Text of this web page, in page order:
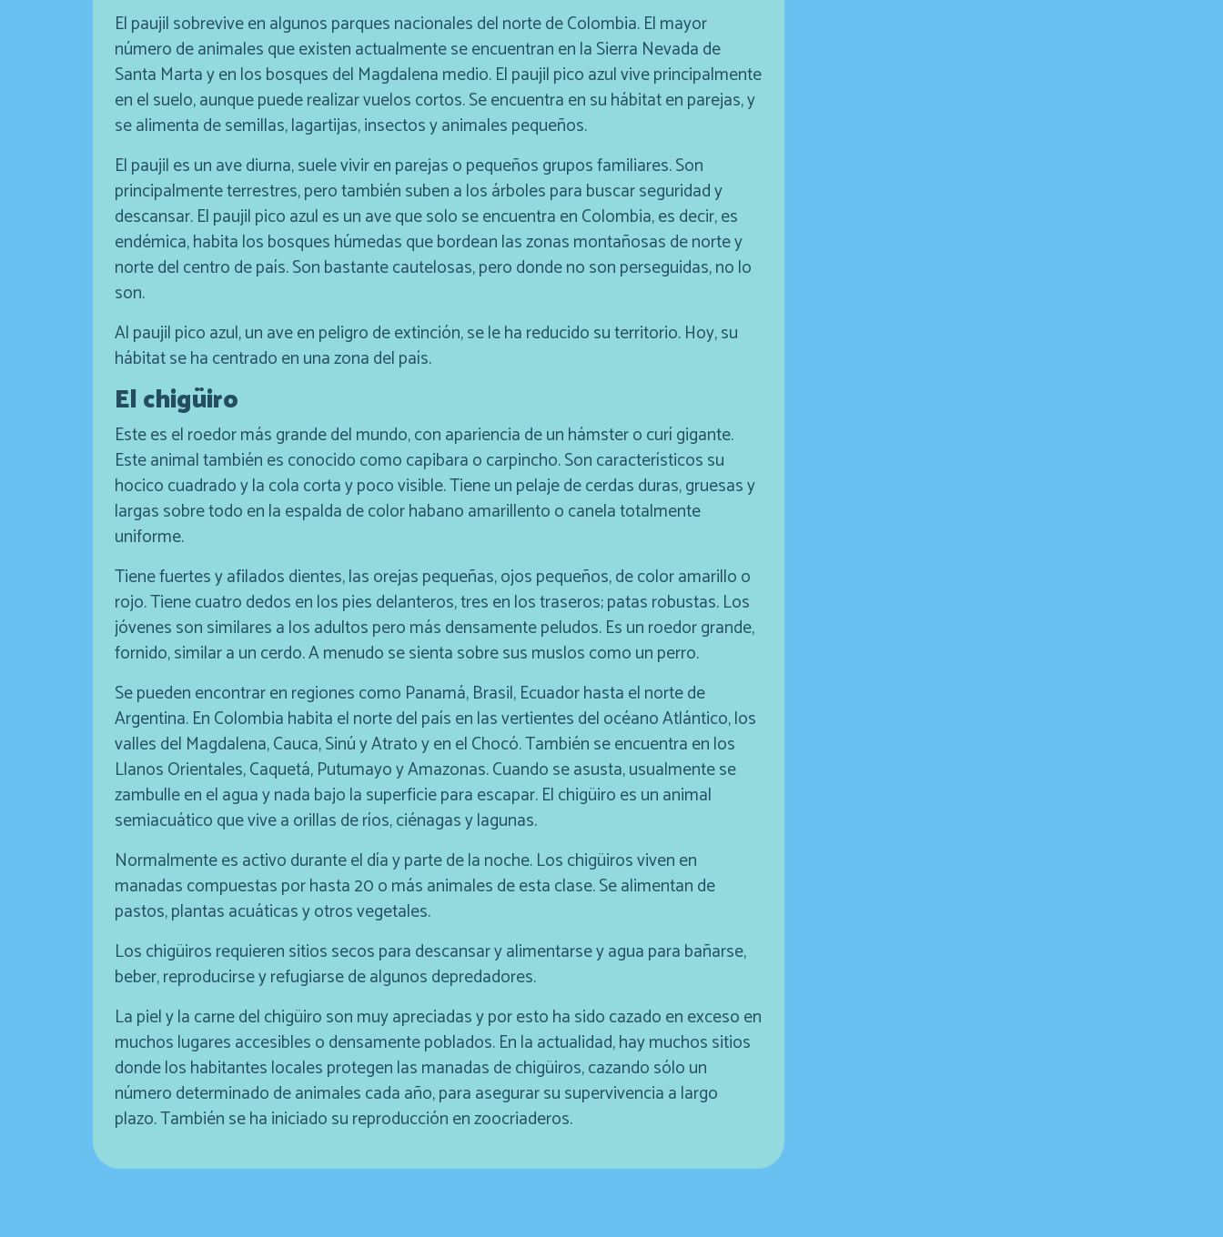
El paujil sobrevive en algunos parques nacionales del norte de Colombia. El mayor
número de animales que existen actualmente se encuentran en la Sierra Nevada de
Santa Marta y en los bosques del Magdalena medio. El paujil pico azul vive principalmente
en el suelo, aunque puede realizar vuelos cortos. Se encuentra en su hábitat en parejas, y
se alimenta de semillas, lagartijas, insectos y animales pequeños.
El paujil es un ave diurna, suele vivir en parejas o pequeños grupos familiares. Son
principalmente terrestres, pero también suben a los árboles para buscar seguridad y
descansar. El paujil pico azul es un ave que solo se encuentra en Colombia, es decir, es
endémica, habita los bosques húmedas que bordean las zonas montañosas de norte y
norte del centro de país. Son bastante cautelosas, pero donde no son perseguidas, no lo
son.
Al paujil pico azul, un ave en peligro de extinción, se le ha reducido su territorio. Hoy, su
hábitat se ha centrado en una zona del país.
El chigüiro
Este es el roedor más grande del mundo, con apariencia de un hámster o curí gigante.
Este animal también es conocido como capibara o carpincho. Son característicos su
hocico cuadrado y la cola corta y poco visible. Tiene un pelaje de cerdas duras, gruesas y
largas sobre todo en la espalda de color habano amarillento o canela totalmente
uniforme.
Tiene fuertes y afilados dientes, las orejas pequeñas, ojos pequeños, de color amarillo o
rojo. Tiene cuatro dedos en los pies delanteros, tres en los traseros; patas robustas. Los
jóvenes son similares a los adultos pero más densamente peludos. Es un roedor grande,
fornido, similar a un cerdo. A menudo se sienta sobre sus muslos como un perro.
Se pueden encontrar en regiones como Panamá, Brasil, Ecuador hasta el norte de
Argentina. En Colombia habita el norte del país en las vertientes del océano Atlántico, los
valles del Magdalena, Cauca, Sinú y Atrato y en el Chocó. También se encuentra en los
Llanos Orientales, Caquetá, Putumayo y Amazonas. Cuando se asusta, usualmente se
zambulle en el agua y nada bajo la superficie para escapar. El chigüiro es un animal
semiacuático que vive a orillas de ríos, ciénagas y lagunas.
Normalmente es activo durante el día y parte de la noche. Los chigüiros viven en
manadas compuestas por hasta 20 o más animales de esta clase. Se alimentan de
pastos, plantas acuáticas y otros vegetales.
Los chigüiros requieren sitios secos para descansar y alimentarse y agua para bañarse,
beber, reproducirse y refugiarse de algunos depredadores.
La piel y la carne del chigüiro son muy apreciadas y por esto ha sido cazado en exceso en
muchos lugares accesibles o densamente poblados. En la actualidad, hay muchos sitios
donde los habitantes locales protegen las manadas de chigüiros, cazando sólo un
número determinado de animales cada año, para asegurar su supervivencia a largo
plazo. También se ha iniciado su reproducción en zoocriaderos.